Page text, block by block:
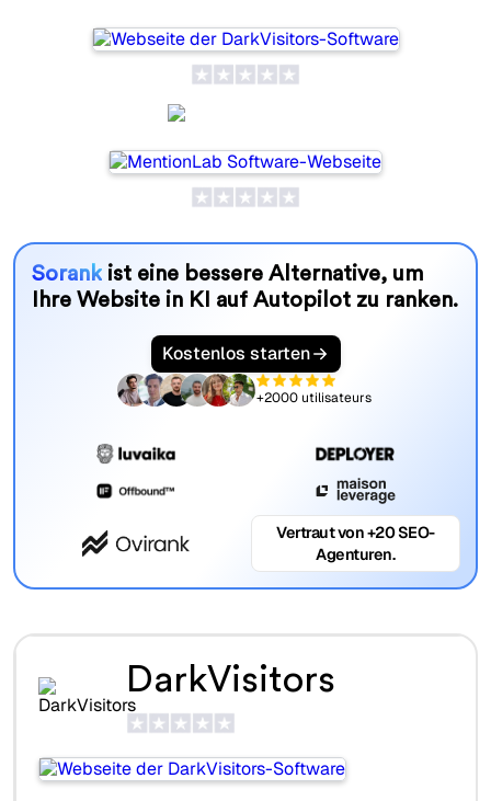
Sorankist eine bessere Alternative, um
Ihre Website in KI auf Autopilot zu ranken.
Kostenlos starten
+2000 utilisateurs
Vertraut von +20 SEO-
Agenturen.
DarkVisitors